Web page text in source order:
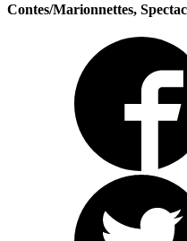
Contes/Marionnettes,